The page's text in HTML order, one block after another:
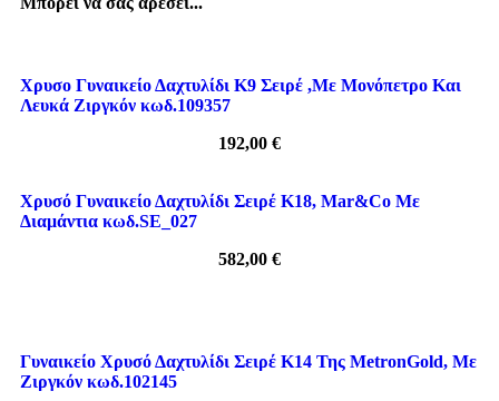
Χρυσο Γυναικείο Δαχτυλίδι Κ9 Σειρέ ,Με Μονόπετρο Και
Λευκά Ζιργκόν κωδ.109357
192,00 €
Χρυσό Γυναικείο Δαχτυλίδι Σειρέ Κ18, Mar&Co Με
Διαμάντια κωδ.SE_027
582,00 €
Γυναικείο Χρυσό Δαχτυλίδι Σειρέ Κ14 Της MetronGold, Με
Ζιργκόν κωδ.102145